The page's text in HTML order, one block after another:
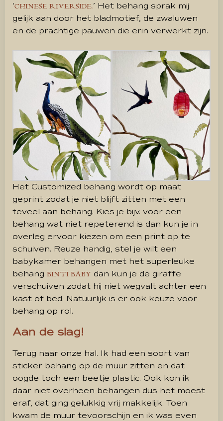
‘CHINESE RIVERSIDE.’ Het behang sprak mij
gelijk aan door het bladmotief, de zwaluwen
en de prachtige pauwen die erin verwerkt zijn.
Het Customized behang wordt op maat
geprint zodat je niet blijft zitten met een
teveel aan behang. Kies je bijv. voor een
behang wat niet repeterend is dan kun je in
overleg ervoor kiezen om een print op te
schuiven. Reuze handig, stel je wilt een
babykamer behangen met het superleuke
behang BINTI BABY dan kun je de giraffe
verschuiven zodat hij niet wegvalt achter een
kast of bed. Natuurlijk is er ook keuze voor
behang op rol.
Aan de slag!
Terug naar onze hal. Ik had een soort van
sticker behang op de muur zitten en dat
oogde toch een beetje plastic. Ook kon ik
daar niet overheen behangen dus het moest
eraf, dat ging gelukkig vrij makkelijk. Toen
kwam de muur tevoorschijn en ik was even